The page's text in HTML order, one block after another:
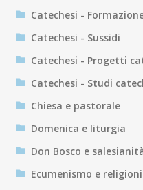
Catechesi -
Catechesi - Sussidi
Catechesi - Progetti
Catechesi - Studi
Chiesa e pastorale
Domenica e liturgia
Don Bosco e
Ecumenismo e religioni